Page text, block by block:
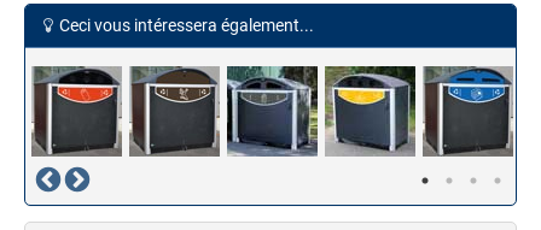
Ceci vous intéressera également...